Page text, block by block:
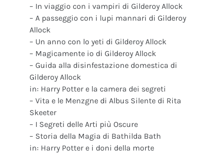
– In viaggio con i vampiri di Gilderoy Allock
– A passeggio con i lupi mannari di Gilderoy
Allock
– Un anno con lo yeti di Gilderoy Allock
– Magicamente io di Gilderoy Allock
– Guida alla disinfestazione domestica di
Gilderoy Allock
in: Harry Potter e la camera dei segreti
– Vita e le Menzgne di Albus Silente di Rita
Skeeter
– I Segreti delle Arti più Oscure
– Storia della Magia di Bathilda Bath
in: Harry Potter e i doni della morte